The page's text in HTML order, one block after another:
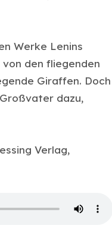
Werke Lenins
den fliegenden
Giraffen. Doch
dazu,
Verlag,